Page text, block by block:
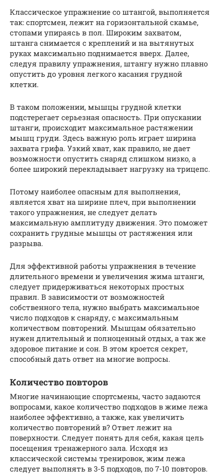
Классическое упражнение со штангой, выполняется
так: спортсмен, лежит на горизонтальной скамье,
стопами упираясь в пол. Широким захватом,
штанга снимается с креплений и на вытянутых
руках максимально поднимается вверх. Далее,
следуя правилу упражнения, штангу нужно плавно
опустить до уровня легкого касания грудной
клетки.
В таком положении, мышцы грудной клетки
подстерегает серьезная опасность. При опускании
штанги, происходит максимальное растяжении
мышц груди. Здесь важную роль играет ширина
захвата грифа. Узкий хват, как правило, не дает
возможности опустить снаряд слишком низко, а
более широкий перекладывает нагрузку на трицепс.
Потому наиболее опасным для выполнения,
является хват на ширине плеч, при выполнении
такого упражнения, не следует делать
максимальную амплитуду движения. Это поможет
сохранить грудные мышцы от растяжения или
разрыва.
Для эффективной работы упражнения в течение
длительного времени и увеличения жима штанги,
следует придерживаться некоторых простых
правил. В зависимости от возможностей
собственного тела, нужно выбрать максимальное
число подходов к снаряду, с максимальным
количеством повторений. Мышцам обязательно
нужен длительный и полноценный отдых, а так же
здоровое питание и сон. В этом кроется секрет,
способный дать ответ на многие вопросы.
Количество повторов
Многие начинающие спортсмены, часто задаются
вопросами, какое количество подходов в жиме лежа
наиболее эффективно, а также, как увеличить
количество повторений в? Ответ лежит на
поверхности. Следует понять для себя, какая цель
посещения тренажерного зала. Исходя из
классической системы тренировок, жим лежа
следует выполнять в 3-5 подходов, по 7-10 повторов.